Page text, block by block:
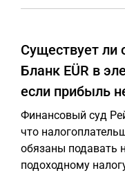
Существует ли
Бланк EÜR в
если прибыль
Финансовый суд
что
обязаны подавать
подоходному